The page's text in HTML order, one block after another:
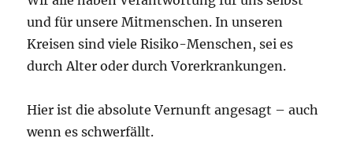
und für unsere Mitmenschen. In unseren
Kreisen sind viele Risiko-Menschen, sei es
durch Alter oder durch Vorerkrankungen.
Hier ist die absolute Vernunft angesagt – auch
wenn es schwerfällt.